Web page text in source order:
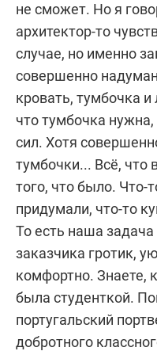
не сможет. Но я
архитектор-то
случае, но именно
совершенно
кровать, тумбочка
что тумбочка
сил. Хотя
тумбочки... Всё, что
того, что было. Что-
придумали, что-то
То есть наша
заказчика гротик,
комфортно. Знаете,
была студенткой.
португальский
добротного